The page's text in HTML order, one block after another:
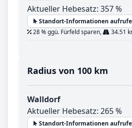
Aktueller Hebesatz: 357 %
Standort-Informationen
28 % ggü. Fürfeld sparen,
34.51
Radius von 100 km
Walldorf
Aktueller Hebesatz: 265 %
Standort-Informationen